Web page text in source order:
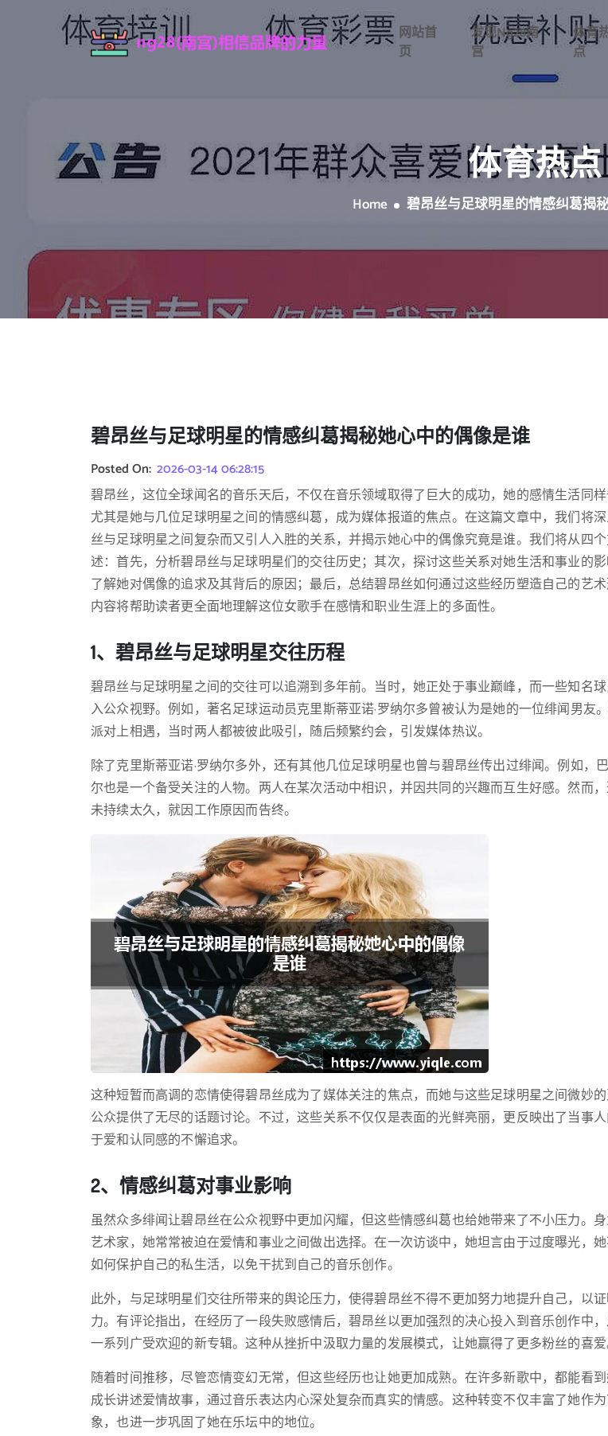
网站首
页
发现ng28南
宫
体育
点
体育热点
Home 碧昂丝与足球明星的情感纠葛揭
碧昂丝与足球明星的情感纠葛揭秘她心中的偶像是谁
Posted On: 2026-03-14 06:28:15
碧昂丝，这位全球闻名的音乐天后，不仅在音乐领域取得了巨大的成功，她的感情生活同样
尤其是她与几位足球明星之间的情感纠葛，成为媒体报道的焦点。在这篇文章中，我们将
丝与足球明星之间复杂而又引人入胜的关系，并揭示她心中的偶像究竟是谁。我们将从四
述：首先，分析碧昂丝与足球明星们的交往历史；其次，探讨这些关系对她生活和事业的影
了解她对偶像的追求及其背后的原因；最后，总结碧昂丝如何通过这些经历塑造自己的艺
内容将帮助读者更全面地理解这位女歌手在感情和职业生涯上的多面性。
1、碧昂丝与足球明星交往历程
碧昂丝与足球明星之间的交往可以追溯到多年前。当时，她正处于事业巅峰，而一些知名
入公众视野。例如，著名足球运动员克里斯蒂亚诺·罗纳尔多曾被认为是她的一位绯闻男友
派对上相遇，当时两人都被彼此吸引，随后频繁约会，引发媒体热议。
除了克里斯蒂亚诺·罗纳尔多外，还有其他几位足球明星也曾与碧昂丝传出过绯闻。例如，
尔也是一个备受关注的人物。两人在某次活动中相识，并因共同的兴趣而互生好感。然而
未持续太久，就因工作原因而告终。
这种短暂而高调的恋情使得碧昂丝成为了媒体关注的焦点，而她与这些足球明星之间微妙
公众提供了无尽的话题讨论。不过，这些关系不仅仅是表面的光鲜亮丽，更反映出了当事
于爱和认同感的不懈追求。
2、情感纠葛对事业影响
虽然众多绯闻让碧昂丝在公众视野中更加闪耀，但这些情感纠葛也给她带来了不小压力。
艺术家，她常常被迫在爱情和事业之间做出选择。在一次访谈中，她坦言由于过度曝光，
如何保护自己的私生活，以免干扰到自己的音乐创作。
此外，与足球明星们交往所带来的舆论压力，使得碧昂丝不得不更加努力地提升自己，以
力。有评论指出，在经历了一段失败感情后，碧昂丝以更加强烈的决心投入到音乐创作中
一系列广受欢迎的新专辑。这种从挫折中汲取力量的发展模式，让她赢得了更多粉丝的喜爱
随着时间推移，尽管恋情变幻无常，但这些经历也让她更加成熟。在许多新歌中，都能看
成长讲述爱情故事，通过音乐表达内心深处复杂而真实的情感。这种转变不仅丰富了她作
象，也进一步巩固了她在乐坛中的地位。